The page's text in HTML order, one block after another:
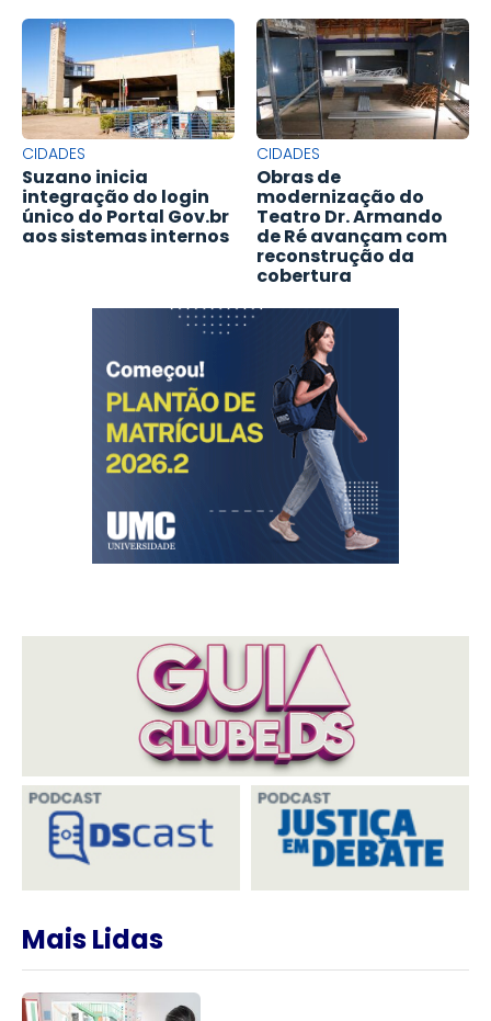
CIDADES
Suzano inicia
integração do login
único do Portal Gov.br
aos sistemas internos
CIDADES
Obras de
modernização do
Teatro Dr. Armando
de Ré avançam com
reconstrução da
cobertura
Mais Lidas